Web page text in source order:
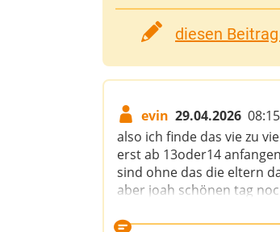
diesen
evin 29.04.2026 08:15
also ich finde das vie zu
erst ab 13oder14
sind ohne das die eltern
aber joah schönen tag